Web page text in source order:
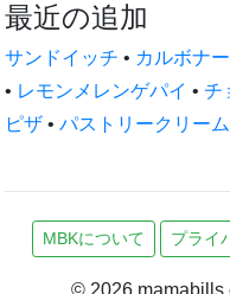
最近の追加
サンドイッチ • カルボナ
• レモンメレンゲパイ • チ
ピザ • パストリークリーム
MBKについて プライ
© 2026